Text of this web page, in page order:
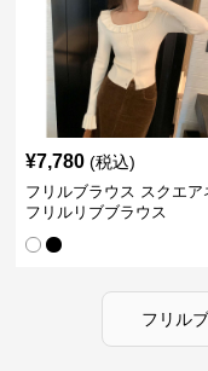
¥7,780 (税込)
フリルブラウス スクエア
フリルリブブラウス
フリル